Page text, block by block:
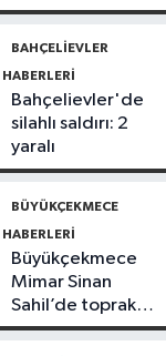
görüntülendi
BAHÇELIEVLER
HABERLERI
Bahçelievler'de
silahlı saldırı: 2
yaralı
BÜYÜKÇEKMECE
HABERLERI
Büyükçekmece
Mimar Sinan
Sahil’de toprak
kayması